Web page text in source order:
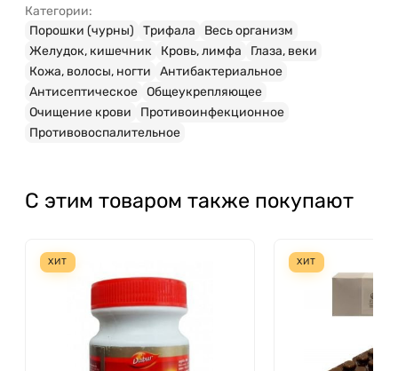
Категории:
Порошки (чурны)
Трифала
Весь организм
Желудок, кишечник
Кровь, лимфа
Глаза, веки
Кожа, волосы, ногти
Антибактериальное
Антисептическое Общеукрепляющее
Очищение крови
Противоинфекционное
Противовоспалительное
С этим товаром также покупают
ХИТ ХИТ